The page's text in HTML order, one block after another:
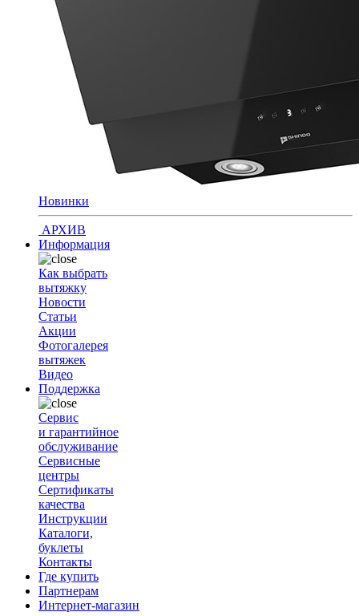
Новинки
АРХИВ
Информация
Как выбрать
вытяжку
Новости
Статьи
Акции
Фотогалерея
вытяжек
Видео
Поддержка
Сервис
и гарантийное
обслуживание
Сервисные
центры
Сертификаты
качества
Инструкции
Каталоги,
буклеты
Контакты
Где купить
Партнерам
Интернет-магазин